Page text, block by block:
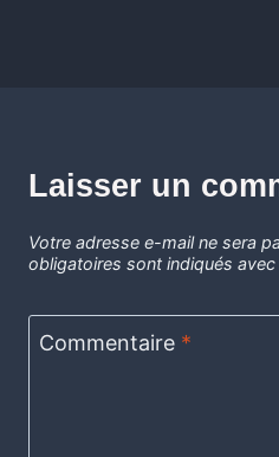
Laisser un
Votre adresse e-mail ne sera
obligatoires sont indiqués avec
Commentaire *